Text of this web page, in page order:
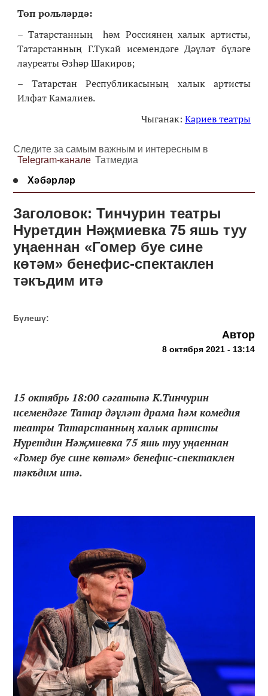
Төп рольләрдә:
– Татарстанның һәм Россиянең халык артисты,
Татарстанның Г.Тукай исемендәге Дәүләт бүләге
лауреаты Әзһәр Шакиров;
– Татарстан Республикасының халык артисты
Илфат Камалиев.
Чыганак: Кариев театры
Следите за самым важным и интересным в
Telegram-канале Татмедиа
Хәбәрләр
Заголовок: Тинчурин театры
Нуретдин Нәҗмиевка 75 яшь туу
уңаеннан «Гомер буе сине
көтәм» бенефис-спектаклен
тәкъдим итә
Бүлешү:
Автор
8 октября 2021 - 13:14
15 октябрь 18:00 сәгатьтә К.Тинчурин
исемендәге Татар дәүләт драма һәм комедия
театры Татарстанның халык артисты
Нуретдин Нәҗмиевка 75 яшь туу уңаеннан
«Гомер буе сине көтәм» бенефис-спектаклен
тәкъдим итә.